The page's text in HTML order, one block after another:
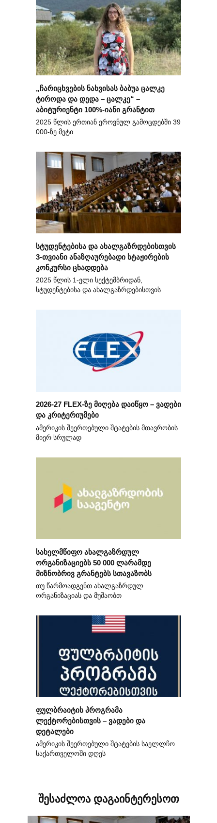
„ჩარიცხვების ნახვისას ბაბუა ცალკე
ტიროდა და დედა – ცალკე“ –
აბიტურიენტი 100%-იანი გრანტით
2025 წლის ერთიან ეროვნულ გამოცდებში 39
000-ზე მეტი
სტუდენტებისა და ახალგაზრდებისთვის
3-თვიანი ანაზღაურებადი სტაჟირების
კონკურსი ცხადდება
2025 წლის 1-ელი სექტემბრიდან,
სტუდენტებისა და ახალგაზრდებისთვის
2026-27 FLEX-ზე მიღება დაიწყო – ვადები
და კრიტერიუმები
ამერიკის შეერთებული შტატების მთავრობის
მიერ სრულად
სახელმწიფო ახალგაზრდულ
ორგანიზაციებს 50 000 ლარამდე
მიზნობრივ გრანტებს სთავაზობს
თუ წარმოადგენთ ახალგაზრდულ
ორგანიზაციას და მუშაობთ
ფულბრაიტის პროგრამა
ლექტორებისთვის – ვადები და
დეტალები
ამერიკის შეერთებული შტატების საელლჩო
საქართველოში დღეს
შესაძლოა დაგაინტერესოთ